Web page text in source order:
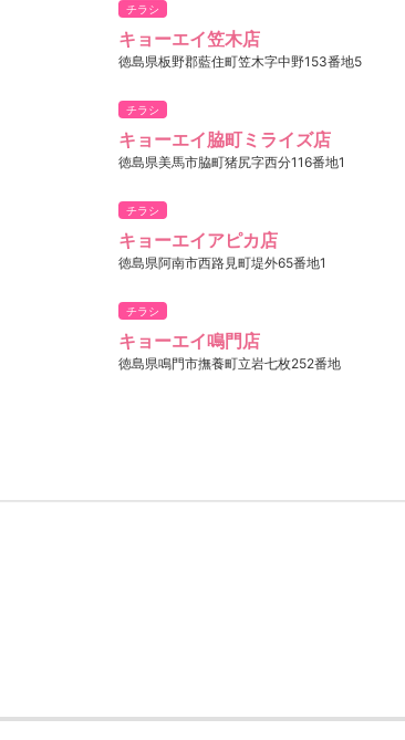
チラシ
キョーエイ笠木店
徳島県板野郡藍住町笠木字中野153番地5
チラシ
キョーエイ脇町ミライズ店
徳島県美馬市脇町猪尻字西分116番地1
チラシ
キョーエイアピカ店
徳島県阿南市西路見町堤外65番地1
チラシ
キョーエイ鳴門店
徳島県鳴門市撫養町立岩七枚252番地